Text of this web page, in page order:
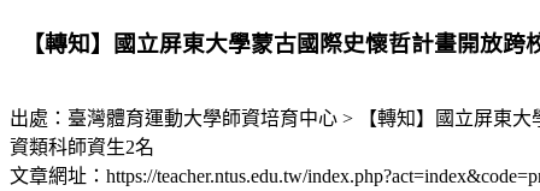
【轉知】國立屏東大學蒙古國際史懷哲計畫開放
出處：臺灣體育運動大學師資培育中心 > 【轉知】國立屏東
資類科師資生2名
文章網址：https://teacher.ntus.edu.tw/